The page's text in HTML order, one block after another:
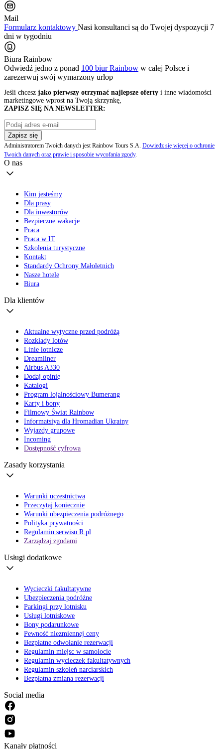
Mail
Formularz kontaktowy Nasi konsultanci są do Twojej dyspozycji 7
dni w tygodniu
Biura Rainbow
Odwiedź jedno z ponad 100 biur Rainbow w całej Polsce i
zarezerwuj swój wymarzony urlop
Jeśli chcesz jako pierwszy otrzymać najlepsze oferty i inne wiadomości
marketingowe wprost na Twoją skrzynkę,
ZAPISZ SIĘ NA NEWSLETTER:
Zapisz się
Administratorem Twoich danych jest Rainbow Tours S.A. Dowiedz się więcej o ochronie
Twoich danych oraz prawie i sposobie wycofania zgody.
O nas
Kim jesteśmy
Dla prasy
Dla inwestorów
Bezpieczne wakacje
Praca
Praca w IT
Szkolenia turystyczne
Kontakt
Standardy Ochrony Małoletnich
Nasze hotele
Biura
Dla klientów
Aktualne wytyczne przed podróżą
Rozkłady lotów
Linie lotnicze
Dreamliner
Airbus A330
Dodaj opinię
Katalogi
Program lojalnościowy Bumerang
Karty i bony
Filmowy Świat Rainbow
Informatsiya dla Hromadian Ukrainy
Wyjazdy grupowe
Incoming
Dostępność cyfrowa
Zasady korzystania
Warunki uczestnictwa
Przeczytaj koniecznie
Warunki ubezpieczenia podróżnego
Polityka prywatności
Regulamin serwisu R.pl
Zarządzaj zgodami
Usługi dodatkowe
Wycieczki fakultatywne
Ubezpieczenia podróżne
Parkingi przy lotnisku
Usługi lotniskowe
Bony podarunkowe
Pewność niezmiennej ceny
Bezpłatne odwołanie rezerwacji
Regulamin miejsc w samolocie
Regulamin wycieczek fakultatywnych
Regulamin szkoleń narciarskich
Bezpłatna zmiana rezerwacji
Social media
Kanały płatności